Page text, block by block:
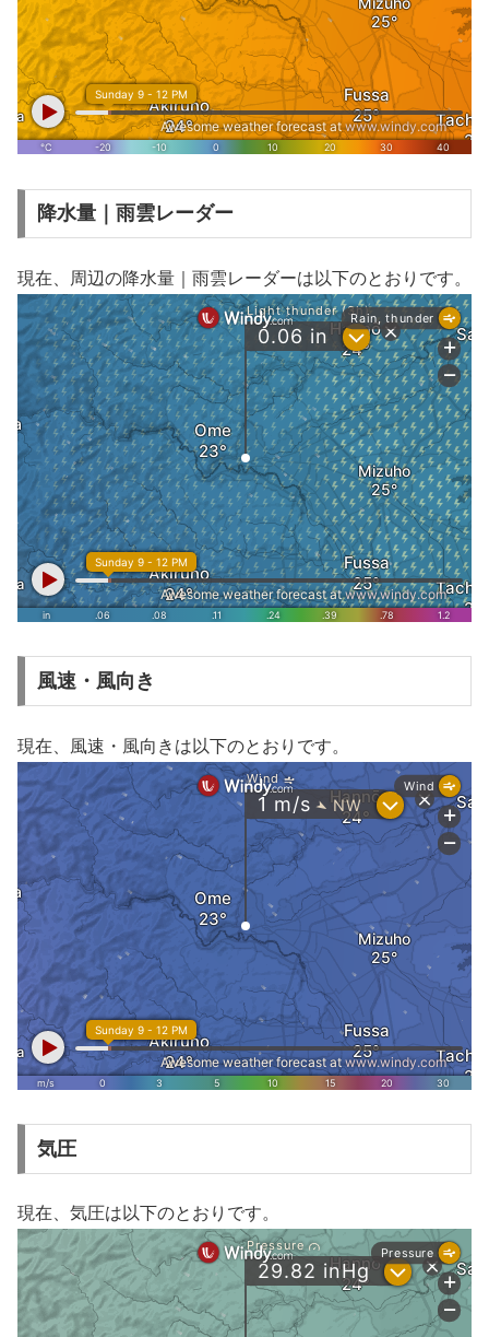
降水量｜雨雲レーダー
現在、周辺の降水量｜雨雲レーダーは以下のとおりです。
風速・風向き
現在、風速・風向きは以下のとおりです。
気圧
現在、気圧は以下のとおりです。